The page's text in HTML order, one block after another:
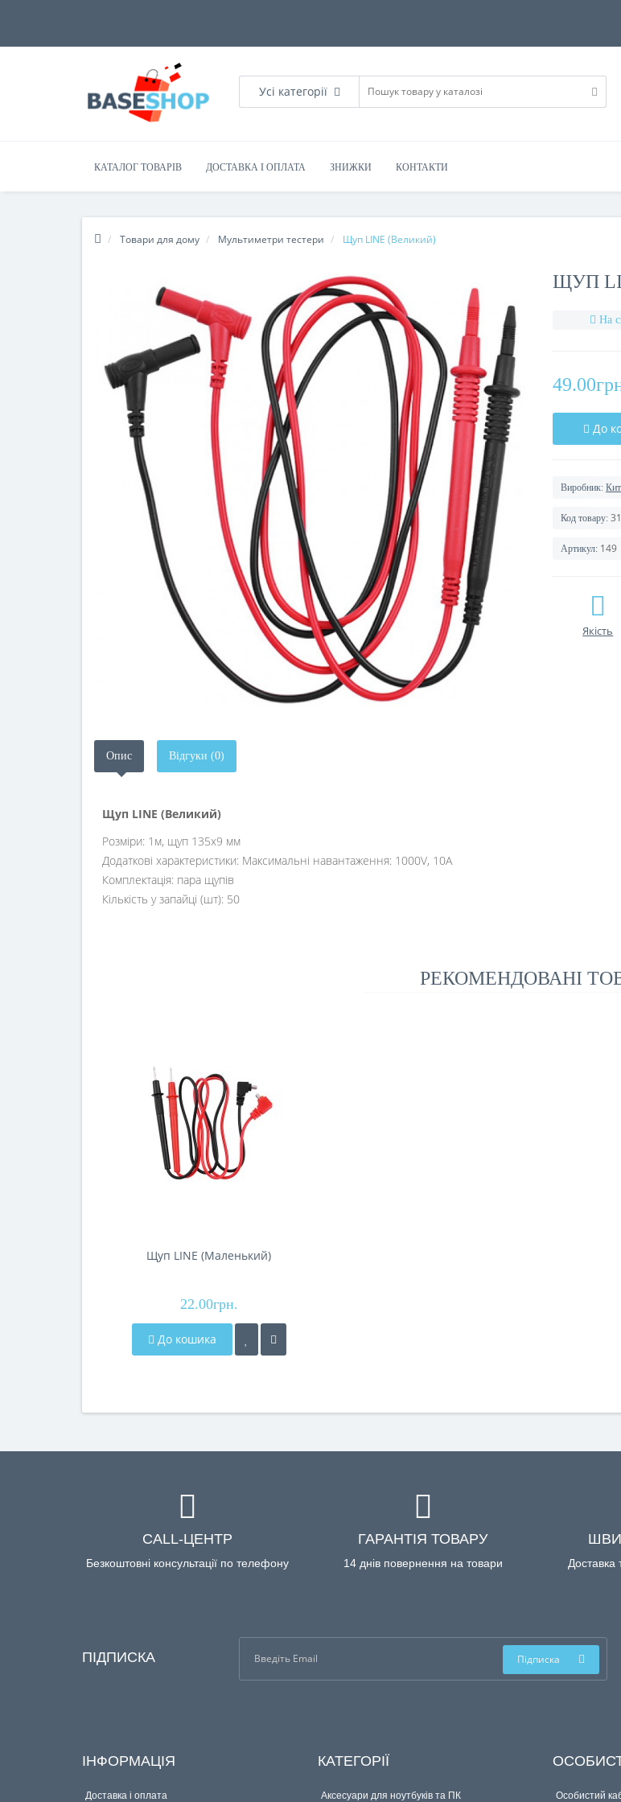
Усі категорії
КАТАЛОГ ТОВАРІВ ДОСТАВКА І ОПЛАТА ЗНИЖКИ КОНТАКТИ
Товари для дому Мультиметри тестери Щуп LINE (Великий)
ЩУП
На
До
Виробник:
Код товару:
Артикул: 149
Якість
Опис Відгуки (0)
Щуп LINE (Великий)
Розміри: 1м, щуп 135х9 мм
Додаткові характеристики: Максимальні навантаження: 1000V, 10A
Комплектація: пара щупів
Кількість у запайці (шт): 50
РЕКОМЕНДОВАНІ
Щуп LINE (Маленький)
22.00грн.
До кошика
CALL-ЦЕНТР
Безкоштовні консультації по телефону
ГАРАНТІЯ ТОВАРУ
14 днів повернення на товари Доставка
ПІДПИСКА Підписка
ІНФОРМАЦІЯ
Доставка і оплата
КАТЕГОРІЇ
Аксесуари для ноутбуків та ПК Особистий